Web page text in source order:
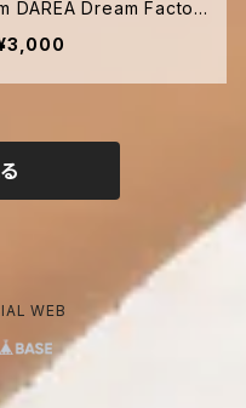
DAREA Dream Factory
WEB